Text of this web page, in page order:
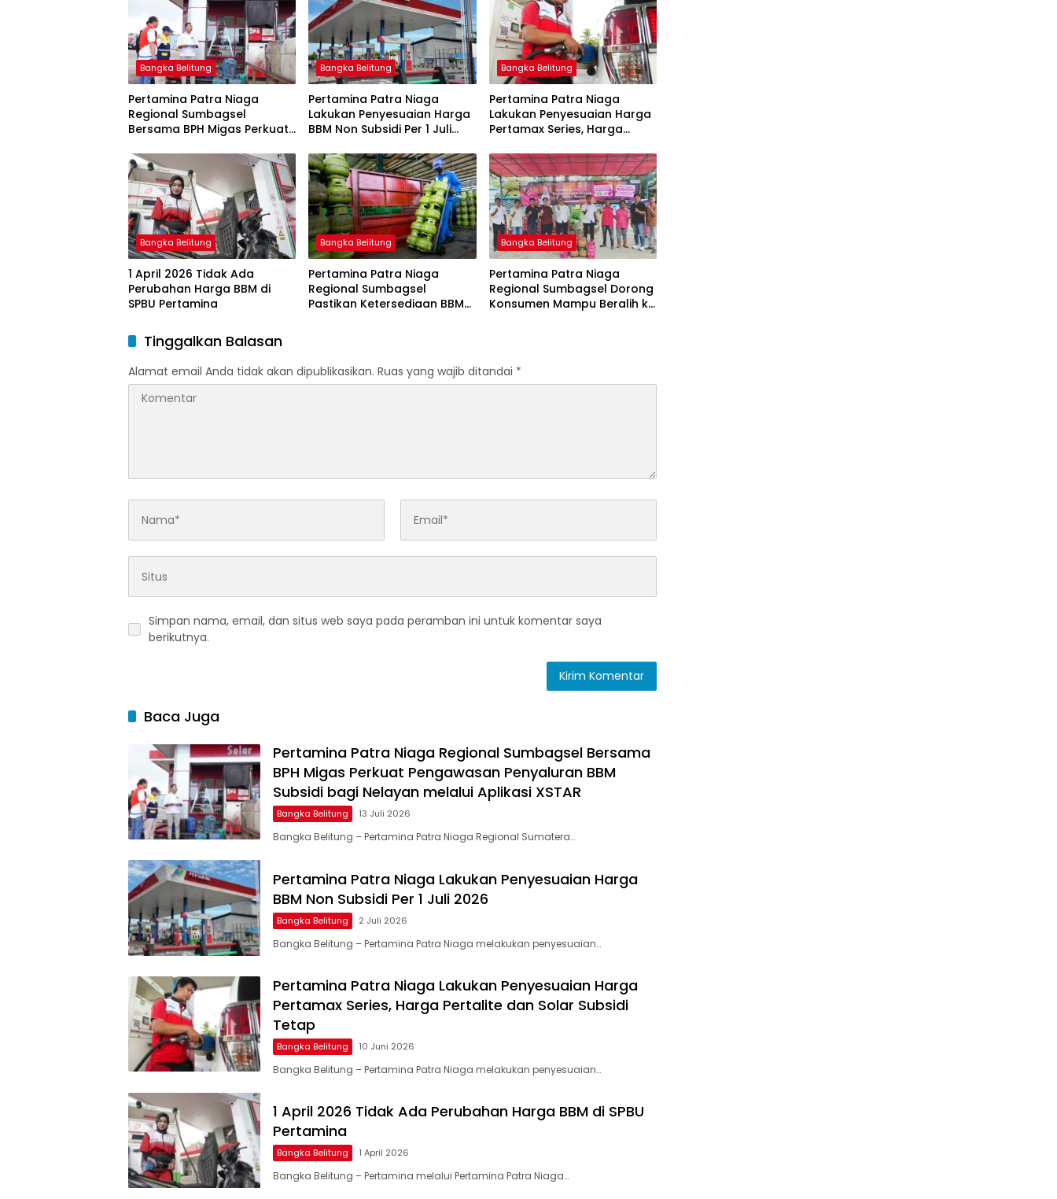
Bangka Belitung
Pertamina Patra Niaga
Regional Sumbagsel
Bersama BPH Migas Perkuat
BBM Subsidi bagi Nelayan
melalui Aplikasi XSTAR
Bangka Belitung
Pertamina Patra Niaga
Lakukan Penyesuaian Harga
BBM Non Subsidi Per 1 Juli
Bangka Belitung
Pertamina Patra Niaga
Lakukan Penyesuaian Harga
Pertamax Series, Harga
Tetap
Bangka Belitung
1 April 2026 Tidak Ada
Perubahan Harga BBM di
SPBU Pertamina
Bangka Belitung
Pertamina Patra Niaga
Regional Sumbagsel
Pastikan Ketersediaan BBM
Bangka Belitung
Pertamina Patra Niaga
Regional Sumbagsel Dorong
Konsumen Mampu Beralih ke
Tinggalkan Balasan
Alamat email Anda tidak akan dipublikasikan. Ruas yang wajib ditandai *
Simpan nama, email, dan situs web saya pada peramban ini untuk komentar saya
berikutnya.
Baca Juga
Pertamina Patra Niaga Regional Sumbagsel Bersama
BPH Migas Perkuat Pengawasan Penyaluran BBM
Subsidi bagi Nelayan melalui Aplikasi XSTAR
Bangka Belitung 13 Juli 2026
Bangka Belitung – Pertamina Patra Niaga Regional Sumatera…
Pertamina Patra Niaga Lakukan Penyesuaian Harga
BBM Non Subsidi Per 1 Juli 2026
Bangka Belitung 2 Juli 2026
Bangka Belitung – Pertamina Patra Niaga melakukan penyesuaian…
Pertamina Patra Niaga Lakukan Penyesuaian Harga
Pertamax Series, Harga Pertalite dan Solar Subsidi
Tetap
Bangka Belitung 10 Juni 2026
Bangka Belitung – Pertamina Patra Niaga melakukan penyesuaian…
1 April 2026 Tidak Ada Perubahan Harga BBM di SPBU
Pertamina
Bangka Belitung 1 April 2026
Bangka Belitung – Pertamina melalui Pertamina Patra Niaga…